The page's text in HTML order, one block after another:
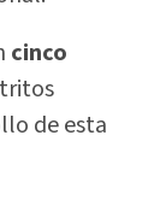
cinco
de esta